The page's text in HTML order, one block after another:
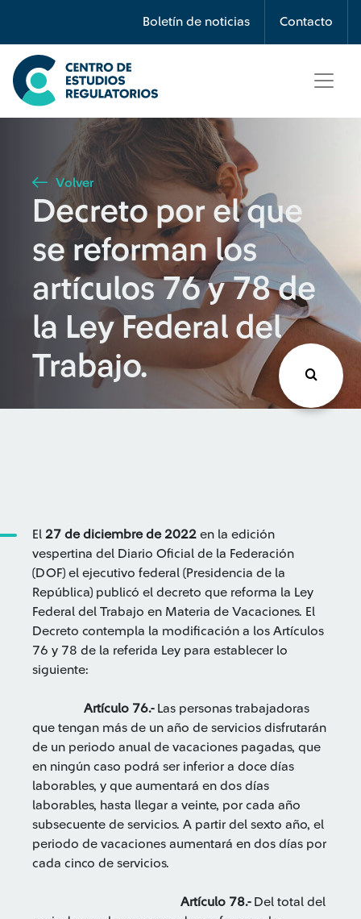
Boletín de noticias Contacto
Búsqueda
Seleccione país
Tipo de artículo
Buscar
Volver
Decreto por el que
se reforman los
artículos 76 y 78 de
la Ley Federal del
Trabajo.
El 27 de diciembre de 2022 en la edición
vespertina del Diario Oficial de la Federación
(DOF) el ejecutivo federal (Presidencia de la
República) publicó el decreto que reforma la Ley
Federal del Trabajo en Materia de Vacaciones. El
Decreto contempla la modificación a los Artículos
76 y 78 de la referida Ley para establecer lo
siguiente:
Artículo 76.-Las personas trabajadoras
que tengan más de un año de servicios disfrutarán
de un periodo anual de vacaciones pagadas, que
en ningún caso podrá ser inferior a doce días
laborables, y que aumentará en dos días
laborables, hasta llegar a veinte, por cada año
subsecuente de servicios. A partir del sexto año, el
periodo de vacaciones aumentará en dos días por
cada cinco de servicios.
Artículo 78.-Del total del